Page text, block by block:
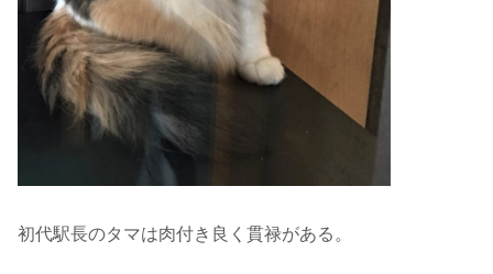
初代駅長のタマは肉付き良く貫禄がある。